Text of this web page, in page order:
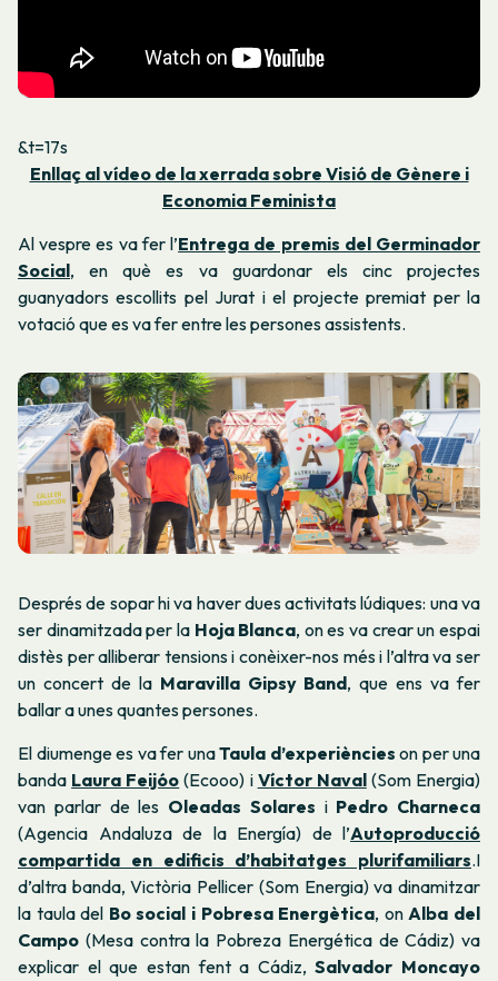
&t=17s
Enllaç al vídeo de la xerrada sobre Visió de Gènere i
Economia Feminista
Al vespre es va fer l’Entrega de premis del Germinador
Social, en què es va guardonar els cinc projectes
guanyadors escollits pel Jurat i el projecte premiat per la
votació que es va fer entre les persones assistents.
Després de sopar hi va haver dues activitats lúdiques: una va
ser dinamitzada per la Hoja Blanca, on es va crear un espai
distès per alliberar tensions i conèixer-nos més i l’altra va ser
un concert de la Maravilla Gipsy Band, que ens va fer
ballar a unes quantes persones.
El diumenge es va fer unaTaula d’experiències on per una
banda Laura Feijóo (Ecooo) i Víctor Naval (Som Energia)
van parlar de les Oleadas Solares i Pedro Charneca
(Agencia Andaluza de la Energía) de l’Autoproducció
compartida en edificis d’habitatges plurifamiliars.I
d’altra banda, Victòria Pellicer (Som Energia) va dinamitzar
la taula del Bo social i Pobresa Energètica, onAlba del
Campo (Mesa contra la Pobreza Energética de Cádiz) va
explicar el que estan fent a Cádiz,Salvador Moncayo